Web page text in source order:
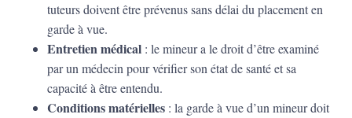
tuteurs doivent être prévenus sans délai du placement en
garde à vue.
Entretien médical : le mineur a le droit d’être examiné
par un médecin pour vérifier son état de santé et sa
capacité à être entendu.
Conditions matérielles : la garde à vue d’un mineur doit